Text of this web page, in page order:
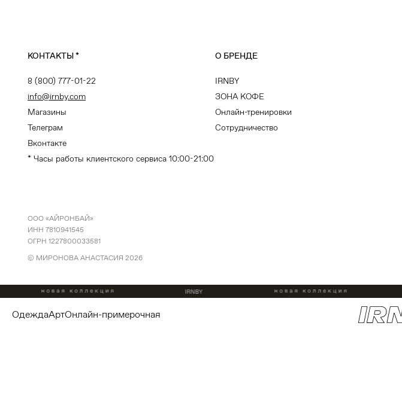
КОНТАКТЫ*
8 (800) 777-01-22
info@irnby.com
Магазины
Телеграм
Вконтакте
* Часы работы клиентского сервиса 10:00-21:00
О БРЕНДЕ
IRNBY
ЗОНА КОФЕ
Онлайн-тренировки
Сотрудничество
ООО «АЙРОНБАЙ»
ИНН 7810941545
ОГРН 1227800033581
© МИРОНОВА АНАСТАСИЯ 2026
одежда арт онлайн-примерочная